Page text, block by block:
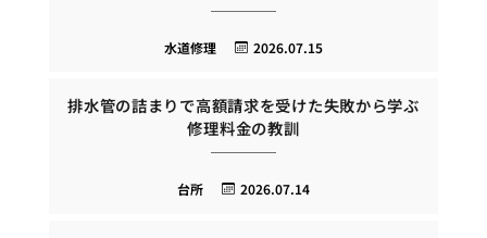
2026.07.15
水道修理
排水管の詰まりで高額請求を受けた失敗から学ぶ
修理料金の教訓
2026.07.14
台所